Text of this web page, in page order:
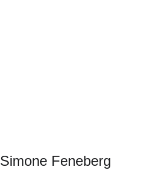
Simone Feneberg